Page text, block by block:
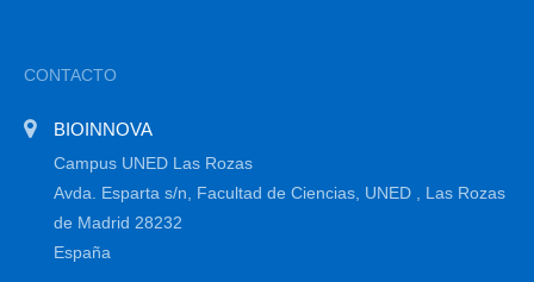
CONTACTO
BIOINNOVA
Campus UNED Las Rozas
Avda. Esparta s/n, Facultad de Ciencias, UNED , Las Rozas
de Madrid 28232
España